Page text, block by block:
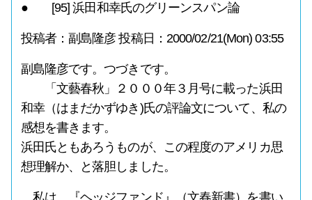
● [95] 浜田和幸氏のグリーンスパン論
投稿者：副島隆彦 投稿日：2000/02/21(Mon) 03:55
副島隆彦です。つづきです。
「文藝春秋」２０００年３月号に載った浜田
和幸（はまだかずゆき)氏の評論文について、私の
感想を書きます。
浜田氏ともあろうものが、この程度のアメリカ思
想理解か、と落胆しました。
私は、『ヘッジファンド』（文春新書）を書い